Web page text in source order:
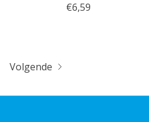
€6,59
Volgende